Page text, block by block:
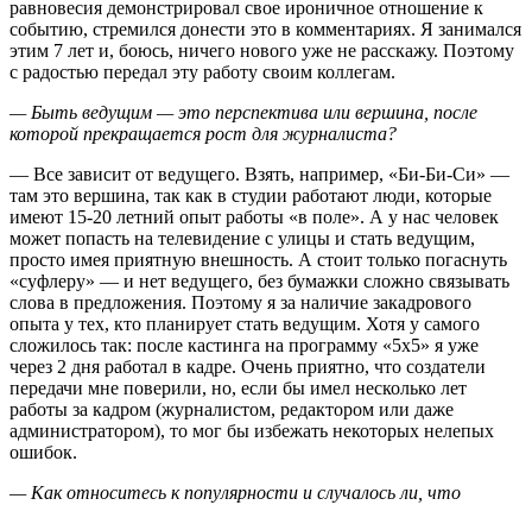
равновесия демонстрировал свое ироничное отношение к
событию, стремился донести это в комментариях. Я занимался
этим 7 лет и, боюсь, ничего нового уже не расскажу. Поэтому
с радостью передал эту работу своим коллегам.
— Быть ведущим — это перспектива или вершина, после
которой прекращается рост для журналиста?
— Все зависит от ведущего. Взять, например, «Би-Би-Си» —
там это вершина, так как в студии работают люди, которые
имеют 15-20 летний опыт работы «в поле». А у нас человек
может попасть на телевидение с улицы и стать ведущим,
просто имея приятную внешность. А стоит только погаснуть
«суфлеру» — и нет ведущего, без бумажки сложно связывать
слова в предложения. Поэтому я за наличие закадрового
опыта у тех, кто планирует стать ведущим. Хотя у самого
сложилось так: после кастинга на программу «5х5» я уже
через 2 дня работал в кадре. Очень приятно, что создатели
передачи мне поверили, но, если бы имел несколько лет
работы за кадром (журналистом, редактором или даже
администратором), то мог бы избежать некоторых нелепых
ошибок.
— Как относитесь к популярности и случалось ли, что